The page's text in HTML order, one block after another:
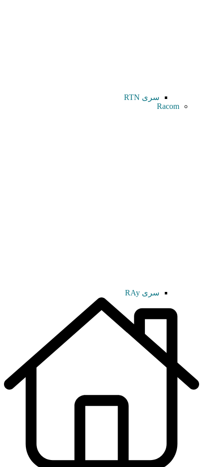
سری RTN
Racom
سری RAy